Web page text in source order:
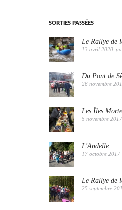
SORTIES PASSÉES
Le Rallye de
13 avril 2020
Du Pont de
26 novembre
Les Îles
5 novembre 2017
L'Andelle
17 octobre 2017
Le Rallye de
25 septembre